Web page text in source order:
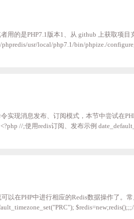
用的是PHP7.1版本1、从 github 上获取项
usr/local/php7.1/bin/phpize./
实现消息发布、订阅模式，本节中尝试在
//;使用redis订阅、发布示例
以在PHP中进行相应的Redis数据操作了。